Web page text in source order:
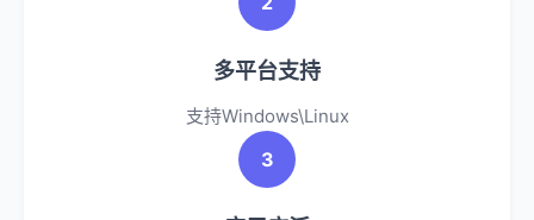
多平台支持
支持Windows\Linux
3